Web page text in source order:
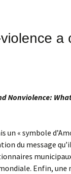
a
Nonviolence:
« symbole
du message
Enfin, une